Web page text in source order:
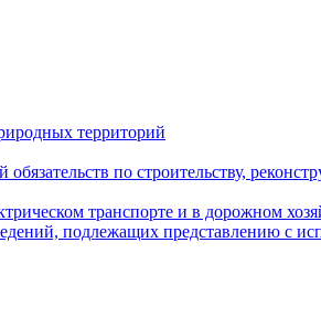
территорий
по строительству,
транспорте и в дорожном
подлежащих представлению с